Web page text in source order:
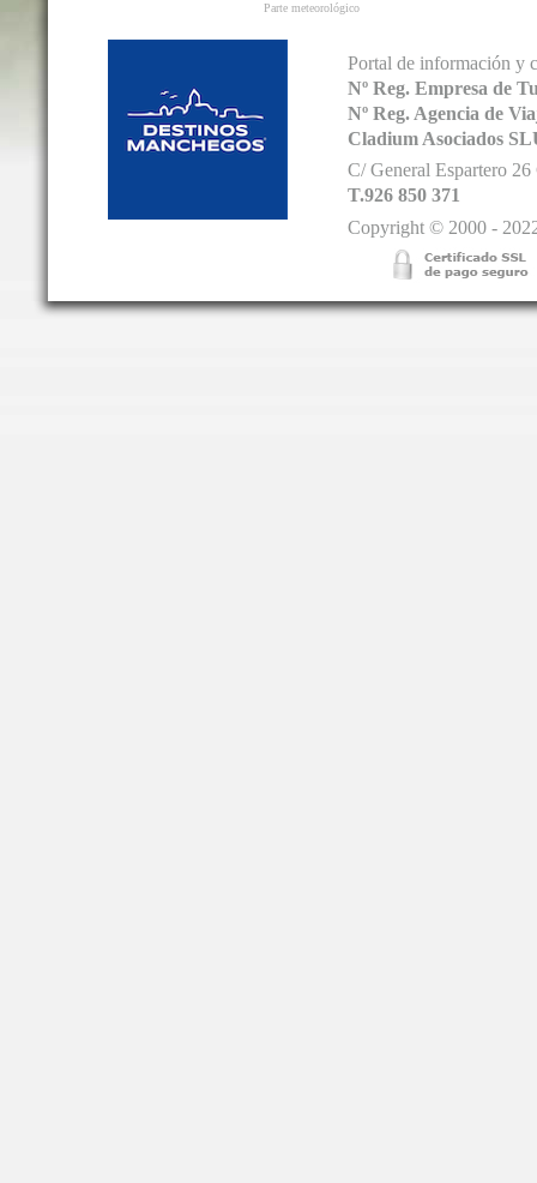
Parte meteorológico
Portal de información y
Nº Reg. Empresa de
Nº Reg. Agencia de
Cladium Asociados
C/ General Espartero
T.926 850 371
Copyright © 2000 -